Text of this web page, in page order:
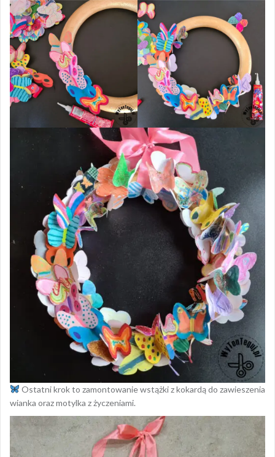
Ostatni krok to zamontowanie wstążki z kokardą do zawieszenia
wianka oraz motylka z życzeniami.